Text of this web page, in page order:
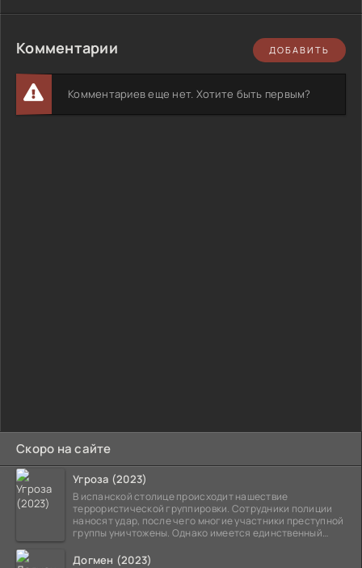
Скоро на сайте
Угроза (2023)
В испанской столице происходит нашествие
террористической группировки. Сотрудники полиции
наносят удар, после чего многие участники преступной
группы уничтожены. Однако имеется единственный
Догмен (2023)
Комментарии ДОБАВИТЬ
Комментариев еще нет. Хотите быть первым?